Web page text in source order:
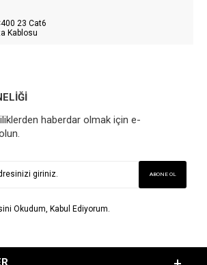
23 Cat6
Kablosu
haberdar olmak için e-
Okudum, Kabul Ediyorum.